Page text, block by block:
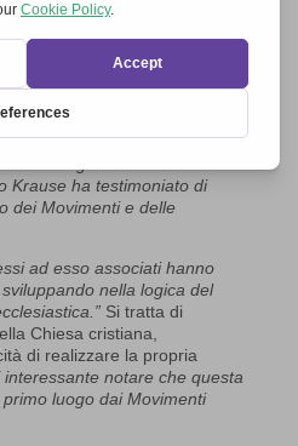
ha partecipato il vescovo
era il Presidente della
Lui ha detto due cose
facile. Ci sono voluti molti
secolo senza lasciare
Krause ha testimoniato di
dei Movimenti e delle
ad esso associati hanno
nella logica del
Si tratta di
Chiesa cristiana,
di realizzare la propria
interessante notare che questa
luogo dai Movimenti